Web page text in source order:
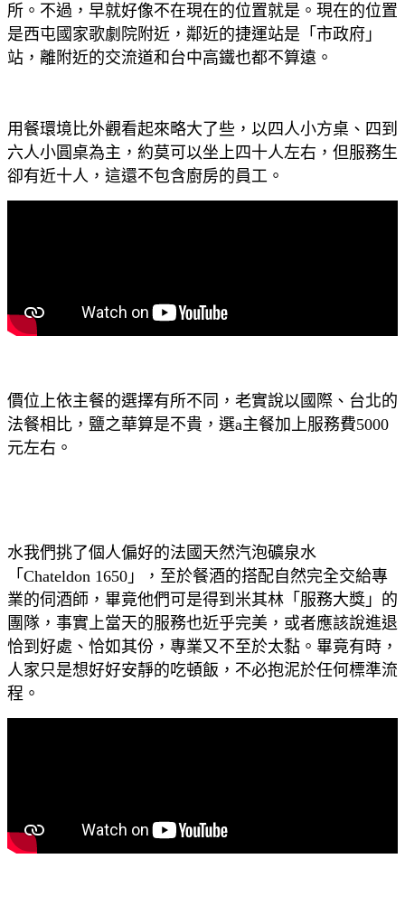
所。不過，早就好像不在現在的位置就是。現在的位置
是西屯國家歌劇院附近，鄰近的捷運站是「市政府」
站，離附近的交流道和台中高鐵也都不算遠。
用餐環境比外觀看起來略大了些，以四人小方桌、四到
六人小圓桌為主，約莫可以坐上四十人左右，但服務生
卻有近十人，這還不包含廚房的員工。
價位上依主餐的選擇有所不同，老實說以國際、台北的
法餐相比，鹽之華算是不貴，選a主餐加上服務費5000
元左右。
水我們挑了個人偏好的法國天然汽泡礦泉水
「Chateldon 1650」，至於餐酒的搭配自然完全交給專
業的伺酒師，畢竟他們可是得到米其林「服務大獎」的
團隊，事實上當天的服務也近乎完美，或者應該說進退
恰到好處、恰如其份，專業又不至於太黏。畢竟有時，
人家只是想好好安靜的吃頓飯，不必抱泥於任何標準流
程。